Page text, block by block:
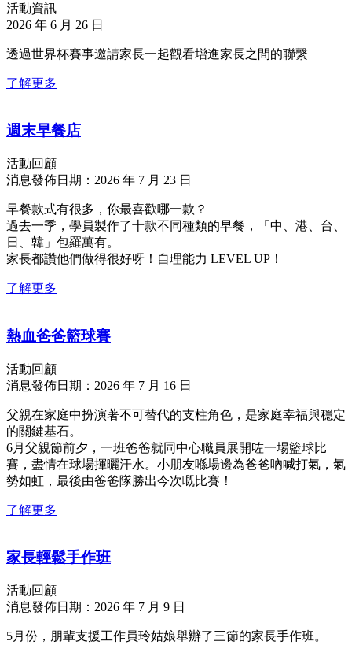
活動資訊
2026 年 6 月 26 日
透過世界杯賽事邀請家長一起觀看增進家長之間的聯繫
了解更多
週末早餐店
活動回顧
消息發佈日期：2026 年 7 月 23 日
早餐款式有很多，你最喜歡哪一款？
過去一季，學員製作了十款不同種類的早餐，「中、港、台、
日、韓」包羅萬有。
家長都讚他們做得很好呀！自理能力 LEVEL UP！
了解更多
熱血爸爸籃球賽
活動回顧
消息發佈日期：2026 年 7 月 16 日
父親在家庭中扮演著不可替代的支柱角色，是家庭幸福與穩定
的關鍵基石。
6月父親節前夕，一班爸爸就同中心職員展開咗一場籃球比
賽，盡情在球場揮曬汗水。小朋友喺場邊為爸爸吶喊打氣，氣
勢如虹，最後由爸爸隊勝出今次嘅比賽！
了解更多
家長輕鬆手作班
活動回顧
消息發佈日期：2026 年 7 月 9 日
5月份，朋輩支援工作員玲姑娘舉辦了三節的家長手作班。